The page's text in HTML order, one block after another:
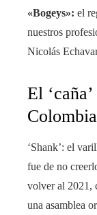
«Bogeys»: el
nuestros
Nicolás
El
‘Shank’: el
fue de no
volver al 2021,
una asamblea